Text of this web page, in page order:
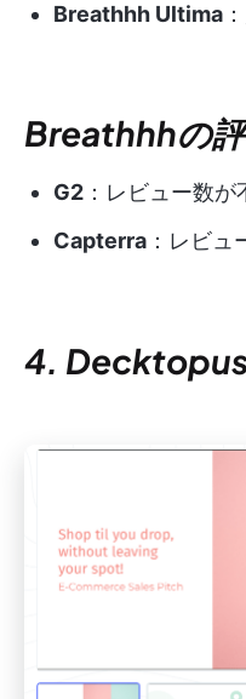
Breathhh Ultima
Breathhhの
G2 ：レビュー数
Capterra ：レビ
4.